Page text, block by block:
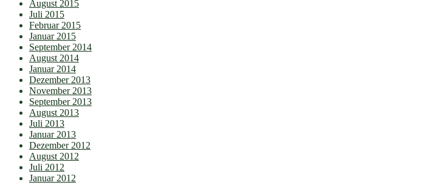
August 2015
Juli 2015
Februar 2015
Januar 2015
September 2014
August 2014
Januar 2014
Dezember 2013
November 2013
September 2013
August 2013
Juli 2013
Januar 2013
Dezember 2012
August 2012
Juli 2012
Januar 2012